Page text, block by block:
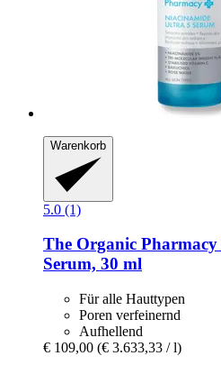
Warenkorb
5.0 (1)
The Organic Pharmacy
Serum, 30 ml
Für alle Hauttypen
Poren verfeinernd
Aufhellend
€ 109,00 (€ 3.633,33 / l)